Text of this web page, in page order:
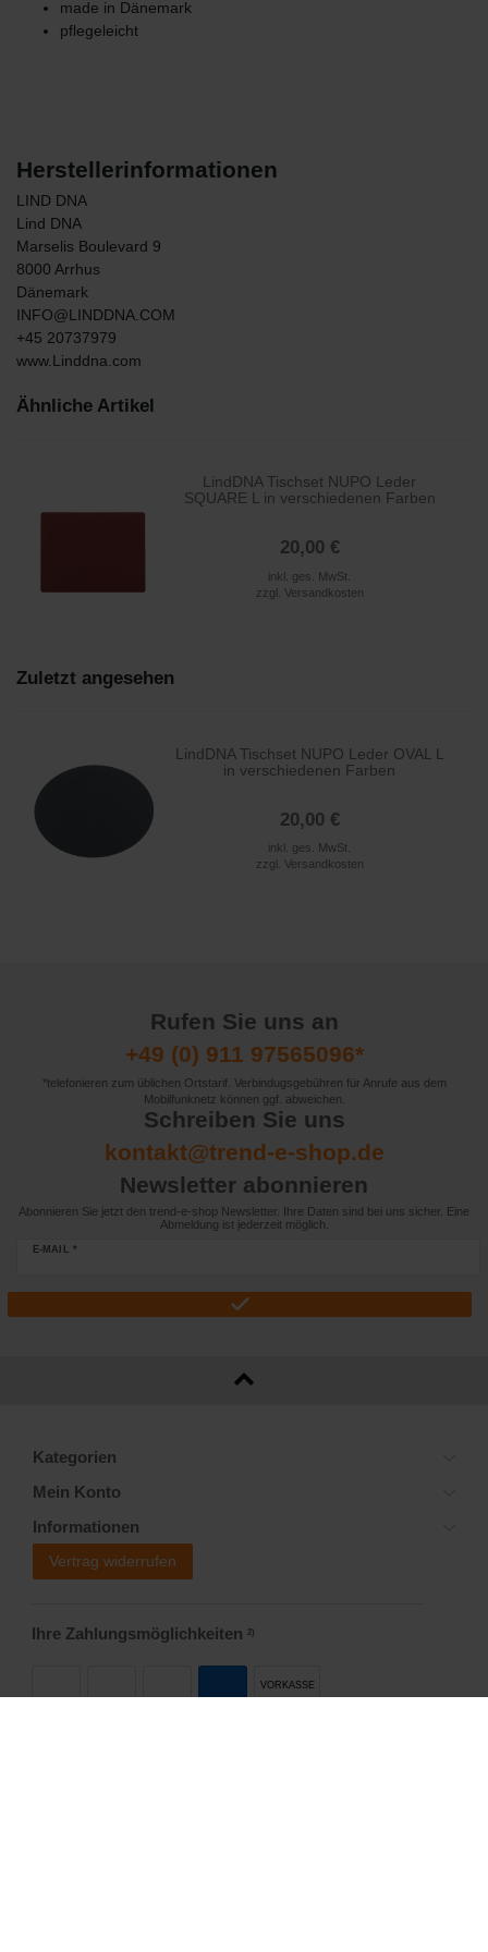
made in Dänemark
pflegeleicht
Herstellerinformationen
LIND DNA
Lind DNA
Marselis Boulevard 9
8000 Arrhus
Dänemark
INFO@LINDDNA.COM
+45 20737979
www.Linddna.com
Ähnliche Artikel
LindDNA Tischset NUPO Leder
SQUARE L in verschiedenen Farben
20,00 €
inkl. ges. MwSt.
zzgl. Versandkosten
Zuletzt angesehen
LindDNA Tischset NUPO Leder OVAL L
in verschiedenen Farben
20,00 €
inkl. ges. MwSt.
zzgl. Versandkosten
Rufen Sie uns an
+49 (0) 911 97565096*
*telefonieren zum üblichen Ortstarif. Verbindugsgebühren für Anrufe aus dem
Mobilfunknetz können ggf. abweichen.
Schreiben Sie uns
kontakt@trend-e-shop.de
Newsletter abonnieren
Abonnieren Sie jetzt den trend-e-shop Newsletter. Ihre Daten sind bei uns sicher. Eine
Abmeldung ist jederzeit möglich.
E-MAIL *
Kategorien
Mein Konto
Informationen
Vertrag widerrufen
Ihre Zahlungsmöglichkeiten 2)
VORKASSE